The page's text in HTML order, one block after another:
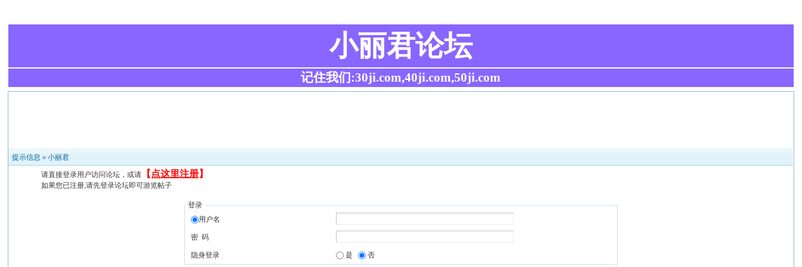
小丽君论坛
记住我们:30ji.com,40ji.com,50ji.com
提示信息 »小丽君
请直接登录用户访问论坛，或请 【 点这里注册】
如果您已注册,请先登录论坛即可游览帖子
登录
用户名
密 码
隐身登录 是 否